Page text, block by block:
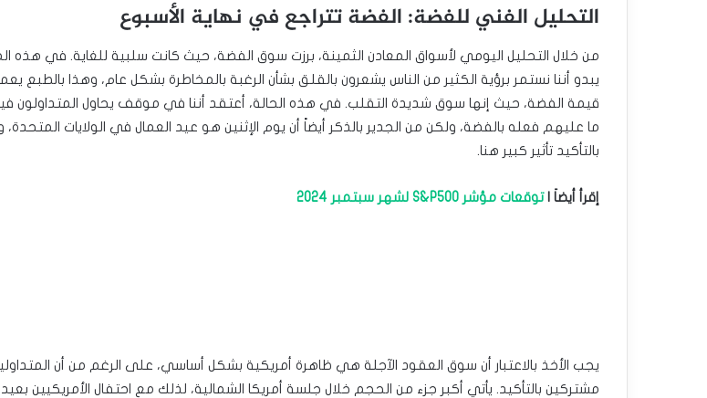
التحليل الفني للفضة: الفضة تتراجع في نهاية الأسبوع
من خلال التحليل اليومي لأسواق المعادن الثمينة، برزت سوق الفضة، حيث كانت سلبية للغاية. في هذه
يبدو أننا نستمر برؤية الكثير من الناس يشعرون بالقلق بشأن الرغبة بالمخاطرة بشكل عام، وهذا بالطبع
قيمة الفضة، حيث إنها سوق شديدة التقلب. في هذه الحالة، أعتقد أننا في موقف يحاول المتداولون
ما عليهم فعله بالفضة، ولكن من الجدير بالذكر أيضاً أن يوم الإثنين هو عيد العمال في الولايات المتحدة،
بالتأكيد تأثير كبير هنا.
إقرأ أيضاَ |توقعات مؤشر S&P500 لشهر سبتمبر 2024
يجب الأخذ بالاعتبار أن سوق العقود الآجلة هي ظاهرة أمريكية بشكل أساسي، على الرغم من أن
مشتركين بالتأكيد. يأتي أكبر جزء من الحجم خلال جلسة أمريكا الشمالية، لذلك مع احتفال الأمريكيين بعيد